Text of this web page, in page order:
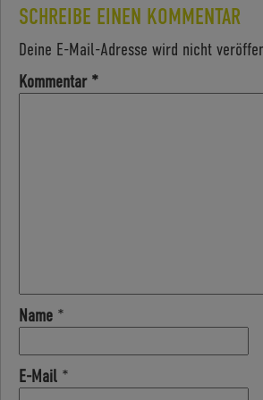
SCHREIBE EINEN KOMMENTAR
Deine E-Mail-Adresse wird nicht
Kommentar *
Name *
E-Mail *